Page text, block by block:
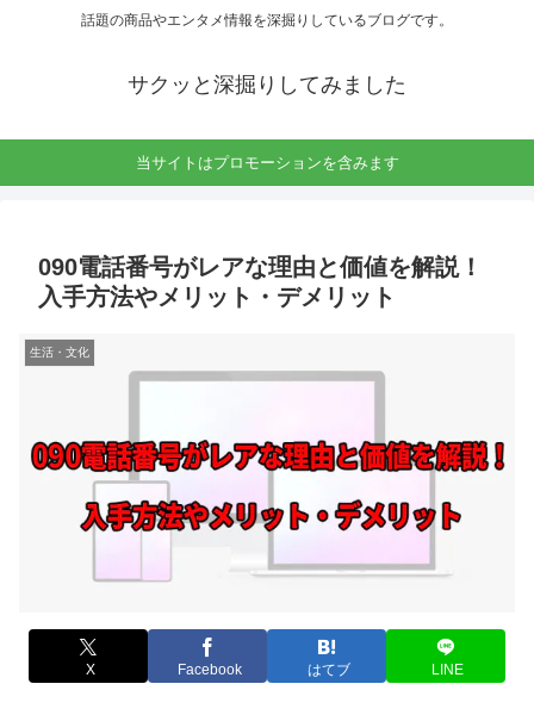
話題の商品やエンタメ情報を深掘りしているブログです。
サクッと深掘りしてみました
当サイトはプロモーションを含みます
090電話番号がレアな理由と価値を解説！
入手方法やメリット・デメリット
生活・文化
X Facebook はてブ LINE